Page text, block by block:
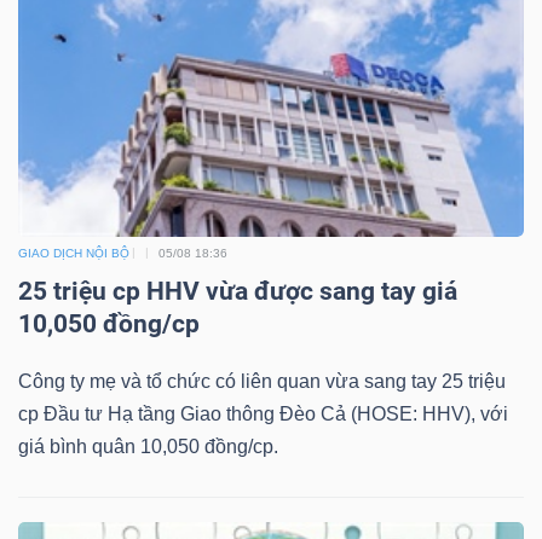
GIAO DỊCH NỘI BỘ 05/08 18:36
25 triệu cp HHV vừa được sang tay giá
10,050 đồng/cp
Công ty mẹ và tổ chức có liên quan vừa sang tay 25 triệu
cp Đầu tư Hạ tầng Giao thông Đèo Cả (HOSE: HHV), với
giá bình quân 10,050 đồng/cp.
Người nội bộ Người liên quan Cổ đông lớn
Tin
tức
Bài
viết
của
tác
giả